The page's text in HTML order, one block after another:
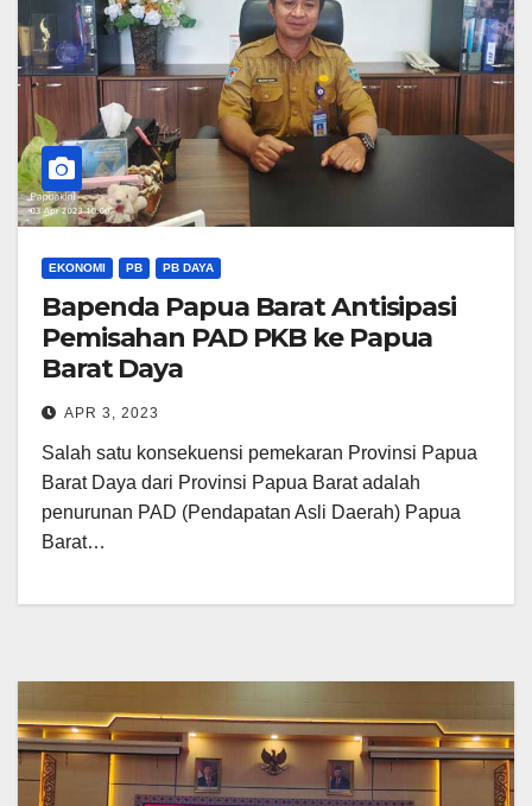
EKONOMI PB PB DAYA
Bapenda Papua Barat Antisipasi
Pemisahan PAD PKB ke Papua
Barat Daya
APR 3, 2023
Salah satu konsekuensi pemekaran Provinsi Papua
Barat Daya dari Provinsi Papua Barat adalah
penurunan PAD (Pendapatan Asli Daerah) Papua
Barat…